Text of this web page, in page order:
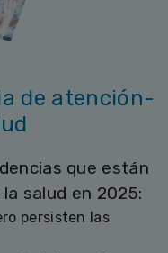
de atención-
que están
salud en 2025:
persisten las